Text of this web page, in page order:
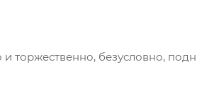
торжественно, безусловно,